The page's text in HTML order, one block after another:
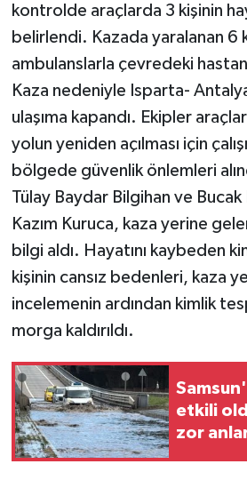
kontrolde araçlarda 3 kişinin
belirlendi. Kazada yaralanan 6
ambulanslarla çevredeki
Kaza nedeniyle Isparta-
ulaşıma kapandı. Ekipler
yolun yeniden açılması için
bölgede güvenlik önlemleri
Tülay Baydar Bilgihan ve Bucak
Kazım Kuruca, kaza yerine
bilgi aldı. Hayatını kaybeden
kişinin cansız bedenleri, kaza
incelemenin ardından kimlik
morga kaldırıldı.
etkili
zor